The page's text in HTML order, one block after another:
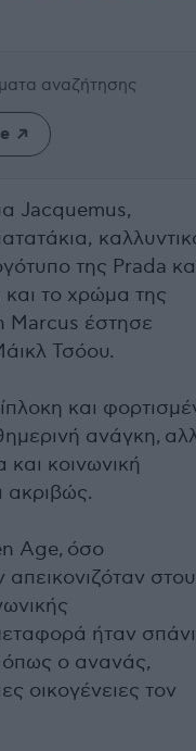
αναζήτησης
Jacquemus,
της Prada
το χρώμα της
Marcus έστησε
Τσόου.
και
ανάγκη,
κοινωνική
ακριβώς.
Age, όσο
ήταν
όπως ο ανανάς,
οικογένειες τον